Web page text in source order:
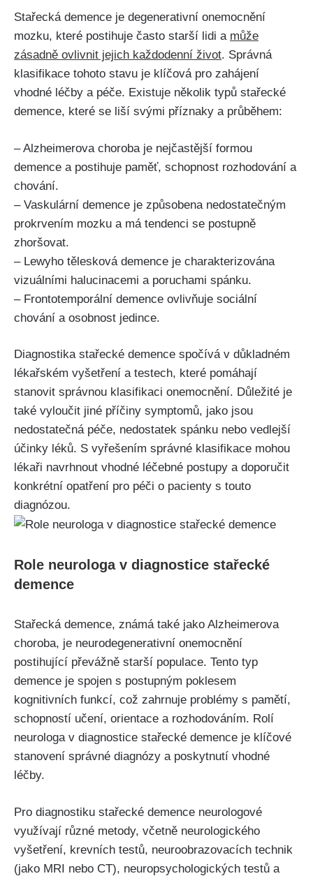
Stařecká demence je degenerativní onemocnění
mozku, které postihuje často starší lidi a může
zásadně ovlivnit jejich každodenní život. Správná
klasifikace tohoto stavu je klíčová pro zahájení
vhodné léčby a péče. Existuje několik typů stařecké
demence, které se liší svými příznaky a průběhem:
– Alzheimerova choroba je nejčastější formou
demence a postihuje paměť, schopnost rozhodování a
chování.
– Vaskulární demence je způsobena nedostatečným
prokrvením mozku a má tendenci se postupně
zhoršovat.
– Lewyho tělesková demence je charakterizována
vizuálními halucinacemi a poruchami spánku.
– Frontotemporální demence ovlivňuje sociální
chování a osobnost jedince.
Diagnostika stařecké demence spočívá v důkladném
lékařském vyšetření a testech, které pomáhají
stanovit správnou klasifikaci onemocnění. Důležité je
také vyloučit jiné příčiny symptomů, jako jsou
nedostatečná péče, nedostatek spánku nebo vedlejší
účinky léků. S vyřešením správné klasifikace mohou
lékaři navrhnout vhodné léčebné postupy a doporučit
konkrétní opatření pro péči o pacienty s touto
diagnózou.
Role neurologa v diagnostice stařecké
demence
Stařecká demence, známá také jako Alzheimerova
choroba, je neurodegenerativní onemocnění
postihující převážně starší populace. Tento typ
demence je spojen s postupným poklesem
kognitivních funkcí, což zahrnuje problémy s pamětí,
schopností učení, orientace a rozhodováním. Rolí
neurologa v diagnostice stařecké demence je klíčové
stanovení správné diagnózy a poskytnutí vhodné
léčby.
Pro diagnostiku stařecké demence neurologové
využívají různé metody, včetně neurologického
vyšetření, krevních testů, neuroobrazovacích technik
(jako MRI nebo CT), neuropsychologických testů a